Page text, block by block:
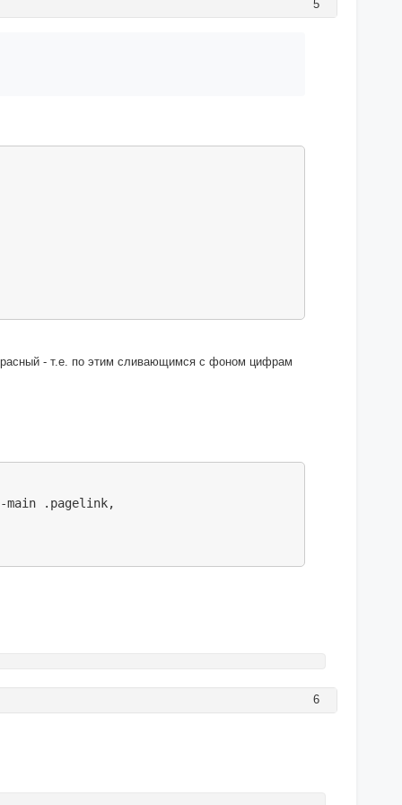
5
- т.е. по этим сливающимся с фоном цифрам
.pagelink,
6